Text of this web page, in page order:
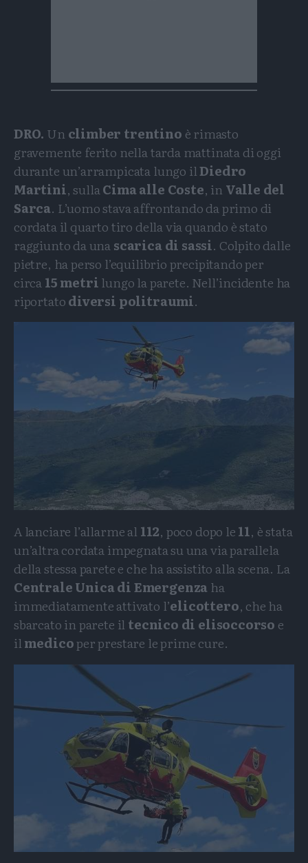
DRO. Un climber trentino è rimasto
gravemente ferito nella tarda mattinata di oggi
durante un’arrampicata lungo ilDiedro
Martini, sullaCima alle Coste, in Valle del
Sarca. L’uomo stava affrontando da primo di
cordata il quarto tiro della via quando è stato
raggiunto da unascarica di sassi. Colpito dalle
pietre, ha perso l’equilibrio precipitando per
circa15 metrilungo la parete. Nell’incidente ha
riportatodiversi politraumi.
A lanciare l’allarme al 112, poco dopo le11, è stata
un’altra cordata impegnata su una via parallela
della stessa parete e che ha assistito alla scena. La
Centrale Unica di Emergenza ha
immediatamente attivato l’elicottero, che ha
sbarcato in parete il tecnico di elisoccorso e
ilmedicoper prestare le prime cure.